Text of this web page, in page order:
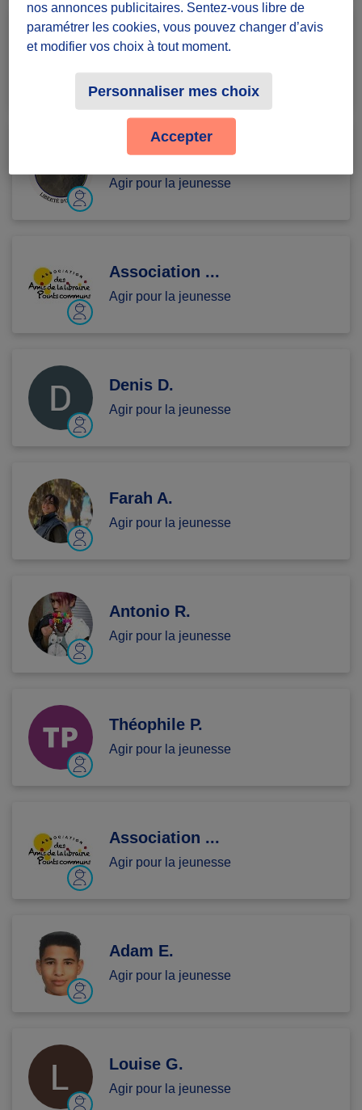
Madina I.
Agir pour la jeunesse
Vincent D.
Agir pour la jeunesse
Association ...
Agir pour la jeunesse
Denis D.
Agir pour la jeunesse
Farah A.
Agir pour la jeunesse
Antonio R.
Agir pour la jeunesse
Théophile P.
Agir pour la jeunesse
Association ...
Agir pour la jeunesse
Adam E.
Agir pour la jeunesse
Louise G.
Agir pour la jeunesse
nos annonces publicitaires. Sentez-vous libre de
paramétrer les cookies, vous pouvez changer d’avis
et modifier vos choix à tout moment.
Personnaliser mes choix
Accepter